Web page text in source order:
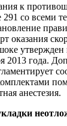
к
291 со всеми
оказания
2013 года.
анестезия.